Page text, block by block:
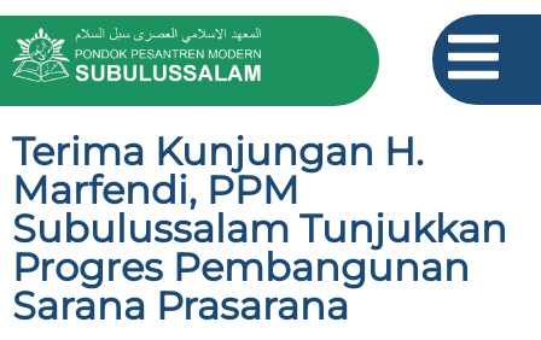
Terima Kunjungan H.
Marfendi, PPM
Subulussalam Tunjukkan
Progres Pembangunan
Sarana Prasarana